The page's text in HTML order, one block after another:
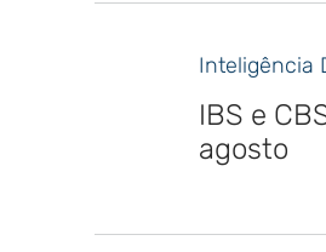
Inteligência
IBS e
agosto